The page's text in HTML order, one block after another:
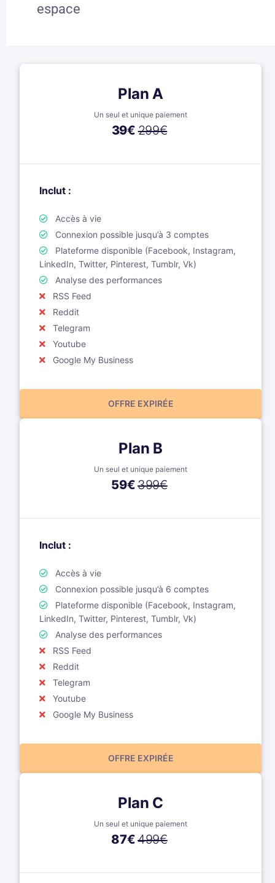
espace
Plan A
Un seul et unique paiement
39€299€
Inclut :
Accès à vie
Connexion possible jusqu’à 3 comptes
Plateforme disponible (Facebook, Instagram,
LinkedIn, Twitter, Pinterest, Tumblr, Vk)
Analyse des performances
RSS Feed
Reddit
Telegram
Youtube
Google My Business
OFFRE EXPIRÉE
Plan B
Un seul et unique paiement
59€399€
Inclut :
Accès à vie
Connexion possible jusqu’à 6 comptes
Plateforme disponible (Facebook, Instagram,
LinkedIn, Twitter, Pinterest, Tumblr, Vk)
Analyse des performances
RSS Feed
Reddit
Telegram
Youtube
Google My Business
OFFRE EXPIRÉE
Plan C
Un seul et unique paiement
87€499€